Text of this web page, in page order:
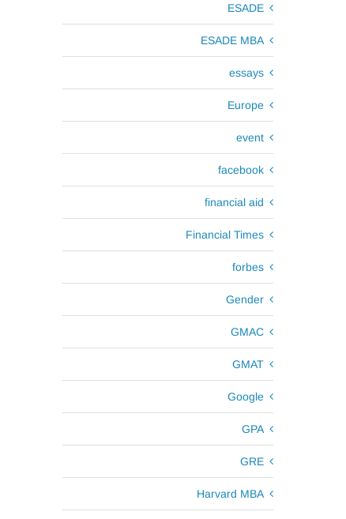
ESADE
ESADE MBA
essays
Europe
event
facebook
financial aid
Financial Times
forbes
Gender
GMAC
GMAT
Google
GPA
GRE
Harvard MBA